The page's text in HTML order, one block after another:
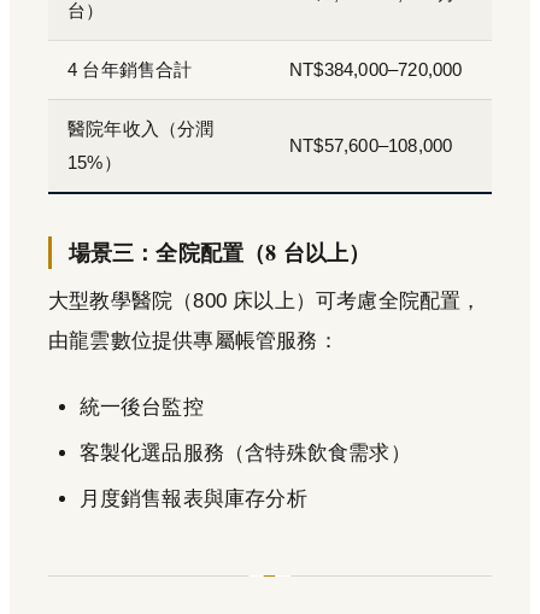
台）
4 台年銷售合計 NT$384,000–720,000
醫院年收入（分潤
15%）
NT$57,600–108,000
場景三：全院配置（8 台以上）
大型教學醫院（800 床以上）可考慮全院配置，
由龍雲數位提供專屬帳管服務：
統一後台監控
客製化選品服務（含特殊飲食需求）
月度銷售報表與庫存分析